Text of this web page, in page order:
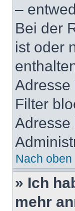
–
Bei der
ist oder
Adresse
Filter
Adresse
Nach oben
» Ich
mehr